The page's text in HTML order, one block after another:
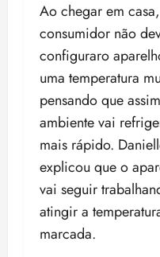
Ao chegar em
consumidor não
configuraro
uma temperatura
pensando que
ambiente vai
mais rápido.
explicou que o
vai seguir
atingir a
marcada.